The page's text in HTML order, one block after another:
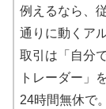
例えるなら、
通りに動くア
取引は「自分
トレーダー」
24時間無休で。